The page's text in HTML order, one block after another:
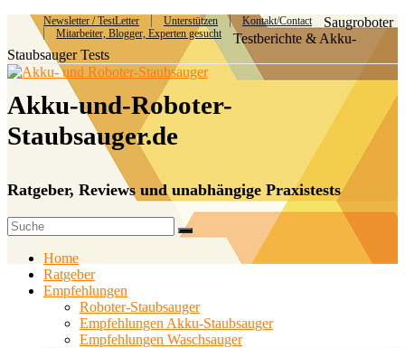
Newsletter / TestLetter Unterstützen
Kontakt/Contact
Mitarbeiter, Blogger, Experten gesucht
Saugroboter
Testberichte & Akku-
Staubsauger Tests
Akku-und-Roboter-
Staubsauger.de
Ratgeber, Reviews und unabhängige Praxistests
Home
Ratgeber
Empfehlungen
Roboter-Staubsauger
Empfehlungen Akku-Staubsauger
Empfehlungen Waschsauger